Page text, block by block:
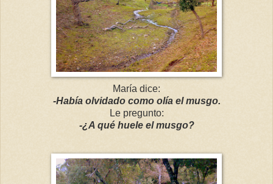
María dice:
-Había olvidado como olía el musgo.
Le pregunto:
-¿A qué huele el musgo?